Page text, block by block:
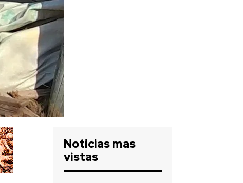
Noticias mas
vistas